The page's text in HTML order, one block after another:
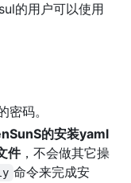
的用户可以使用
码。
的安装yaml
件，不会做其它操
命令来完成安